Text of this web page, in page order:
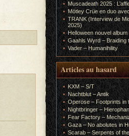
Muscadeath 2025 :
Mötley Crüe en duo
TRANK (Interview de
2025)
Helloween nouvel
Gaahls Wyrd – Braiding
Vader – Humanihility
Articles au hasard
KXM – S/T
Nachtblut – Antik
Operose – Footprints in
Nightbringer –
Fear Factory –
Gaza – No abolutes in
Scarab – Serpents of